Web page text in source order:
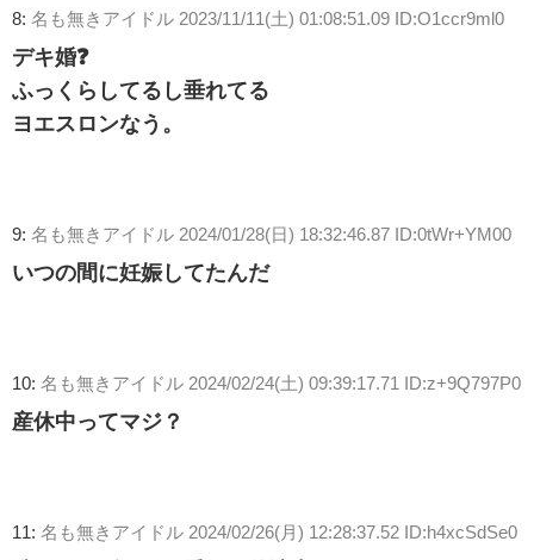
8: 名も無きアイドル 2023/11/11(土) 01:08:51.09 ID:O1ccr9ml0
デキ婚❓
ふっくらしてるし垂れてる
ヨエスロンなう。
9: 名も無きアイドル 2024/01/28(日) 18:32:46.87 ID:0tWr+YM00
いつの間に妊娠してたんだ
10: 名も無きアイドル 2024/02/24(土) 09:39:17.71 ID:z+9Q797P0
産休中ってマジ？
11: 名も無きアイドル 2024/02/26(月) 12:28:37.52 ID:h4xcSdSe0